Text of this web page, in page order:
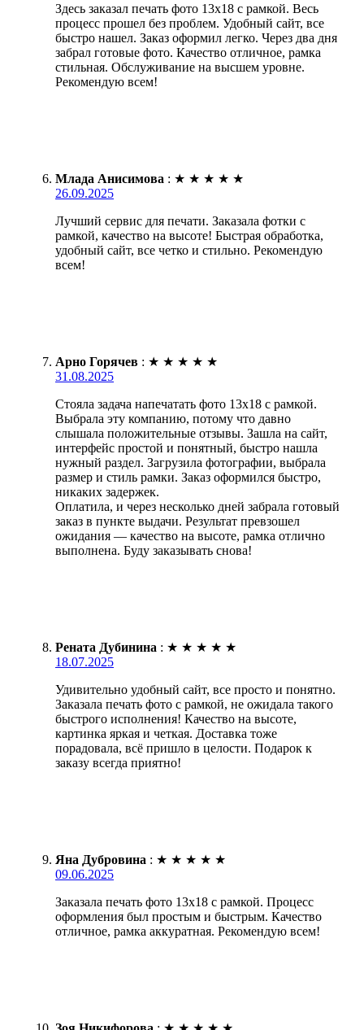
Здесь заказал печать фото 13х18 с рамкой. Весь
процесс прошел без проблем. Удобный сайт, все
быстро нашел. Заказ оформил легко. Через два дня
забрал готовые фото. Качество отличное, рамка
стильная. Обслуживание на высшем уровне.
Рекомендую всем!
Млада Анисимова : ★ ★ ★ ★ ★
26.09.2025
Лучший сервис для печати. Заказала фотки с
рамкой, качество на высоте! Быстрая обработка,
удобный сайт, все четко и стильно. Рекомендую
всем!
Арно Горячев : ★ ★ ★ ★ ★
31.08.2025
Стояла задача напечатать фото 13х18 с рамкой.
Выбрала эту компанию, потому что давно
слышала положительные отзывы. Зашла на сайт,
интерфейс простой и понятный, быстро нашла
нужный раздел. Загрузила фотографии, выбрала
размер и стиль рамки. Заказ оформился быстро,
никаких задержек.
Оплатила, и через несколько дней забрала готовый
заказ в пункте выдачи. Результат превзошел
ожидания — качество на высоте, рамка отлично
выполнена. Буду заказывать снова!
Рената Дубинина : ★ ★ ★ ★ ★
18.07.2025
Удивительно удобный сайт, все просто и понятно.
Заказала печать фото с рамкой, не ожидала такого
быстрого исполнения! Качество на высоте,
картинка яркая и четкая. Доставка тоже
порадовала, всё пришло в целости. Подарок к
заказу всегда приятно!
Яна Дубровина : ★ ★ ★ ★ ★
09.06.2025
Заказала печать фото 13х18 с рамкой. Процесс
оформления был простым и быстрым. Качество
отличное, рамка аккуратная. Рекомендую всем!